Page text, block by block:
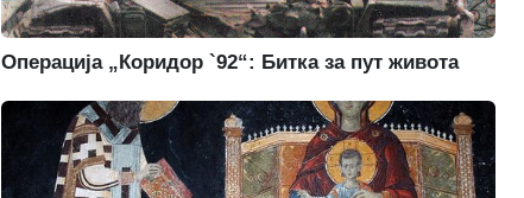
Операција „Коридор `92“: Битка за пут живота